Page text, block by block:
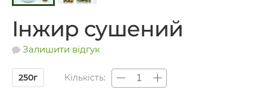
Інжир сушений
Залишити відгук
250г Кількість: